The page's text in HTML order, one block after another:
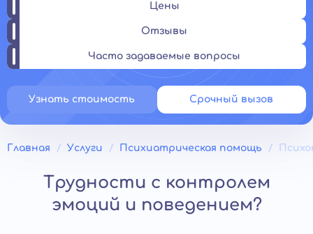
Цены
Отзывы
Часто задаваемые вопросы
Узнать стоимость Срочный вызов
Главная Услуги Психиатрическая помощь
Трудности с контролем
эмоций и поведением?